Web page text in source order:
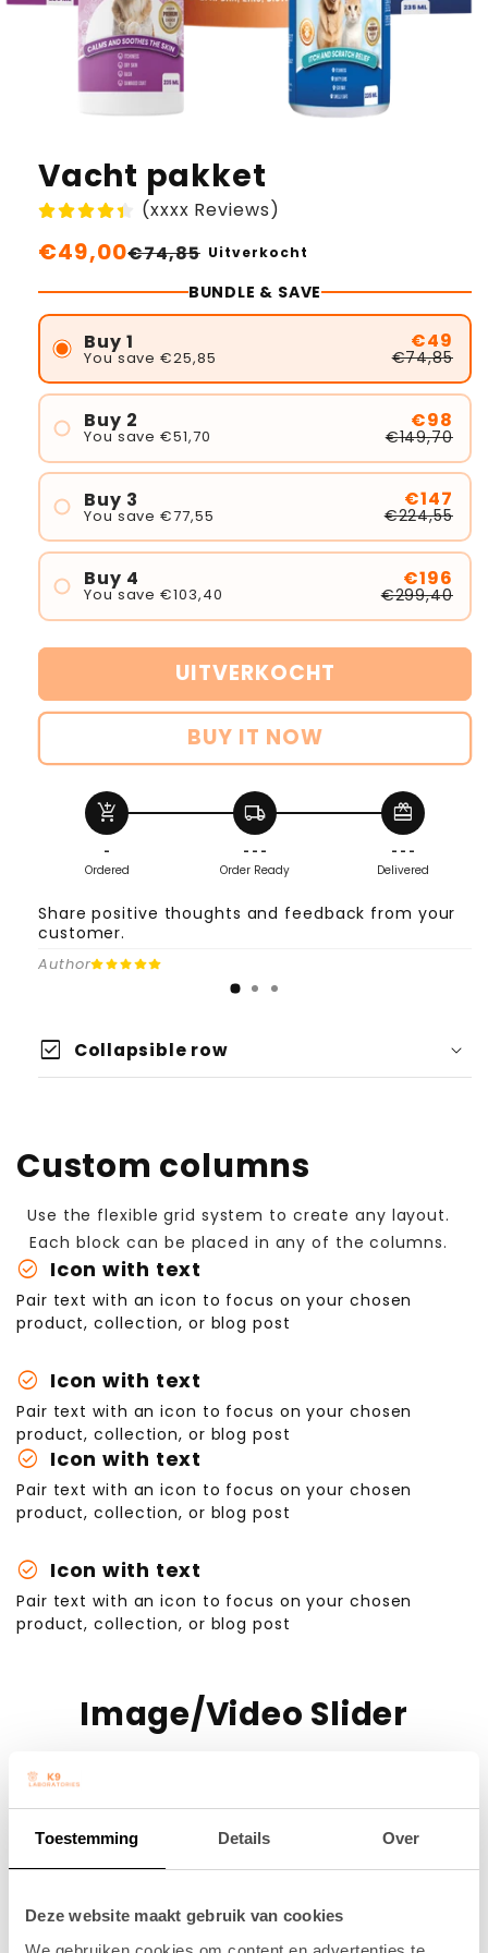
Toestemming Details Over
Deze website maakt gebruik van cookies
Vacht pakket
(xxxx Reviews)
Normale
prijs
€49,00
Aanbiedingsprijs
€74,85 Uitverkocht
BUNDLE & SAVE
Buy 1
You save €25,85
€49
€74,85
Buy 2
You save €51,70
€98
€149,70
Buy 3
You save €77,55
€147
€224,55
Buy 4
You save €103,40
€196
€299,40
UITVERKOCHT
BUY IT NOW
add_shopping_cart
-
Ordered
local_shipping
- - -
Order Ready
redeem
- - -
Delivered
Share positive thoughts and feedback from your
customer.
Author
check_box Collapsible row
Custom columns
Use the flexible grid system to create any layout.
Each block can be placed in any of the columns.
check_circle Icon with text
Pair text with an icon to focus on your chosen
product, collection, or blog post
check_circle Icon with text
Pair text with an icon to focus on your chosen
product, collection, or blog post
check_circle Icon with text
Pair text with an icon to focus on your chosen
product, collection, or blog post
check_circle Icon with text
Pair text with an icon to focus on your chosen
product, collection, or blog post
Image/Video Slider